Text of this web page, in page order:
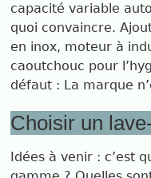
capacité variable
quoi convaincre.
en inox, moteur à
caoutchouc pour
défaut : La marque
Choisir un
Idées à venir : c’est